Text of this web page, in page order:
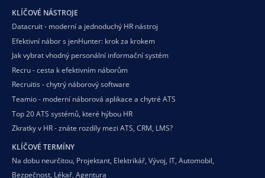
KLÍČOVÉ NÁSTROJE
Datacruit - moderní a jednoduchý HR nástroj
Efektivní nábor s jenHunter: krok za krokem
Jak vybrat vhodný personální informační systém
Recru - cesta k efektivním náborům
Recruitis - chytrý náborový software
Teamio - moderní náborová aplikace a chytré ATS
Top 20 ATS systémů, které hýbou HR
Zkratky v HR - znáte rozdíly mezi ATS, CRM, LMS?
KLÍČOVÉ TERMÍNY
Na dobu neurčitou, Projektant, Elektrikář, Vývoj, IT, Automobil,
Bezpečnost, Lékař, Agentura